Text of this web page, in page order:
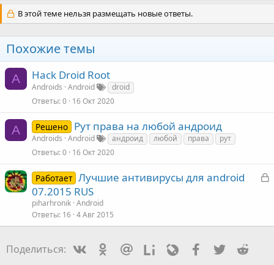
В этой теме нельзя размещать новые ответы.
Похожие темы
A Hack Droid Root
Androids Android
droid
Ответы 0 16 Окт 2020
A Решено Рут права на любой андроид
Androids Android андроид любой права
рут
Ответы 0 16 Окт 2020
З
Работает Лучшие антивирусы для android
07.2015 RUS
piharhronik Android
Ответы 16 4 Авг 2015
Поделиться: VkontakteOdnoklassniki
Mail.ruLiveinternetLivejournalFacebook
Twitter